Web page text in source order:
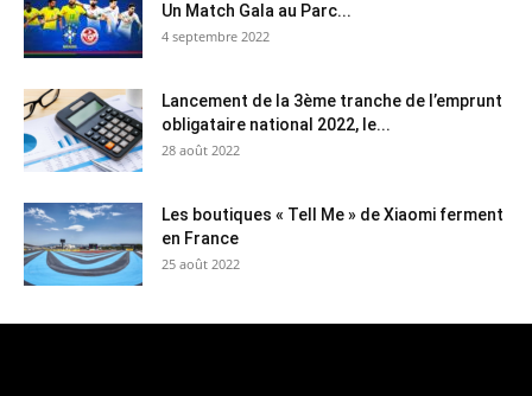
Un Match Gala au Parc...
4 septembre 2022
Lancement de la 3ème tranche de l’emprunt
obligataire national 2022, le...
28 août 2022
Les boutiques « Tell Me » de Xiaomi ferment
en France
25 août 2022